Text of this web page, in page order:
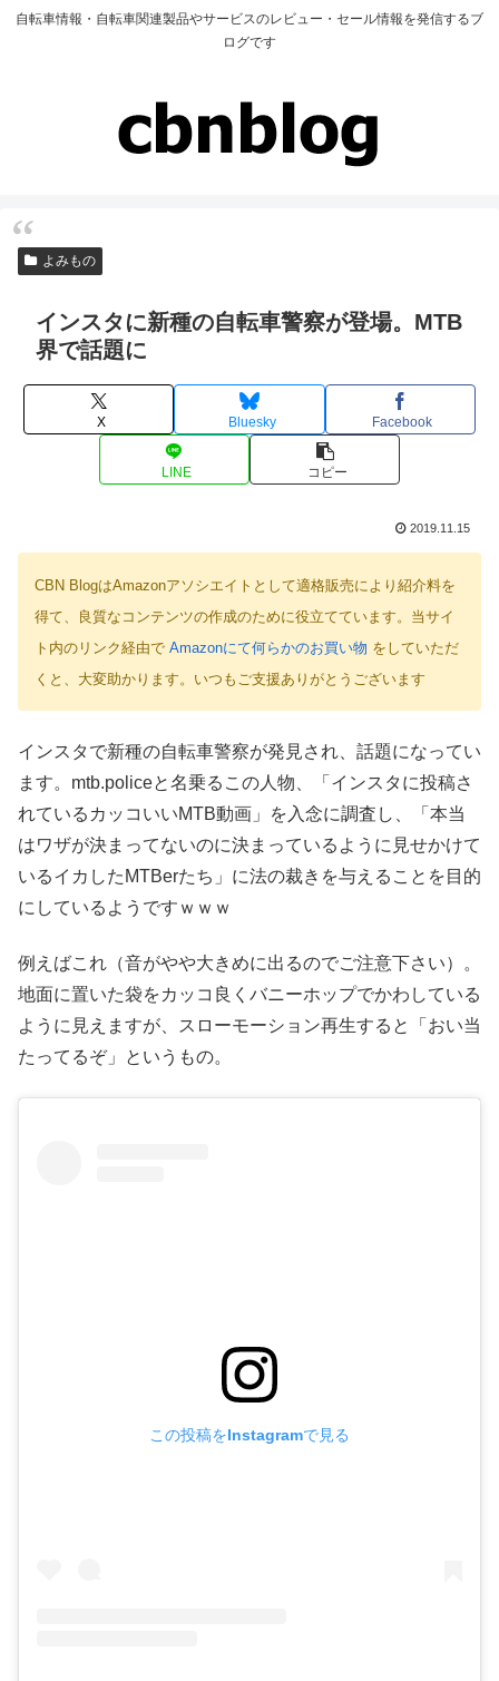
自転車情報・自転車関連製品やサービスのレビュー・セール情報を発信するブ
ログです
よみもの
インスタに新種の自転車警察が登場。MTB
界で話題に
X Bluesky Facebook
LINE コピー
2019.11.15
CBN BlogはAmazonアソシエイトとして適格販売により紹介料を
得て、良質なコンテンツの作成のために役立てています。当サイ
ト内のリンク経由で Amazonにて何らかのお買い物 をしていただ
くと、大変助かります。いつもご支援ありがとうございます
インスタで新種の自転車警察が発見され、話題になってい
ます。mtb.policeと名乗るこの人物、「インスタに投稿さ
れているカッコいいMTB動画」を入念に調査し、「本当
はワザが決まってないのに決まっているように見せかけて
いるイカしたMTBerたち」に法の裁きを与えることを目的
にしているようですｗｗｗ
例えばこれ（音がやや大きめに出るのでご注意下さい）。
地面に置いた袋をカッコ良くバニーホップでかわしている
ように見えますが、スローモーション再生すると「おい当
たってるぞ」というもの。
この投稿をInstagramで見る